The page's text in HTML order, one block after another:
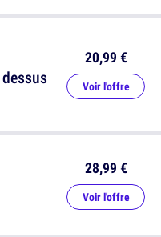
20,99 €
Voir l'offre
28,99 €
Voir l'offre